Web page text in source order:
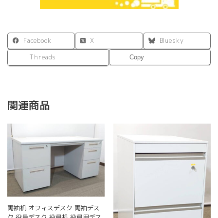
Facebook X
Bluesky
Threads
Copy
関連商品
両袖机 オフィスデスク 両袖デス